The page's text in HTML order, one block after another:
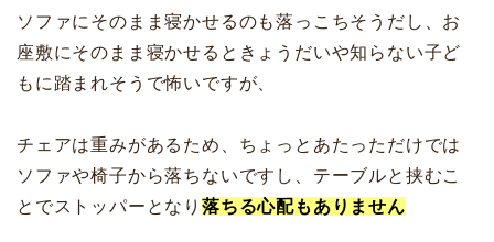
ソファにそのまま寝かせるのも落っこちそうだし、お
座敷にそのまま寝かせるときょうだいや知らない子ど
もに踏まれそうで怖いですが、
チェアは重みがあるため、ちょっとあたっただけでは
ソファや椅子から落ちないですし、テーブルと挟むこ
とでストッパーとなり落ちる心配もありません